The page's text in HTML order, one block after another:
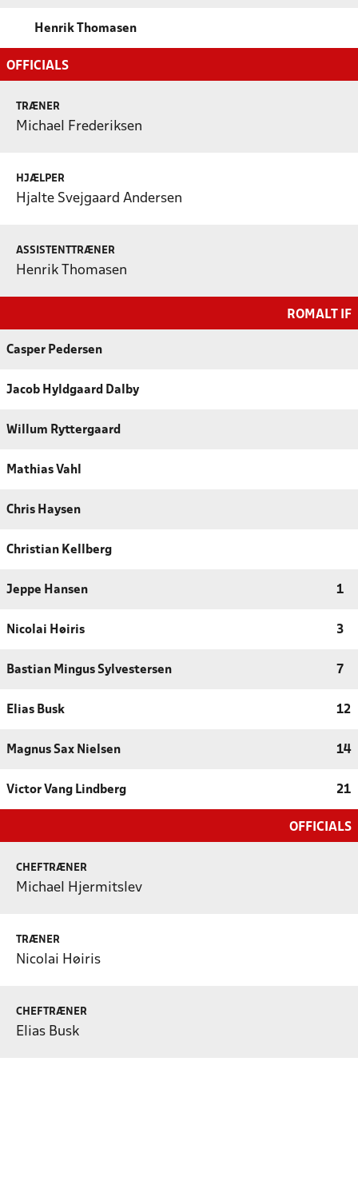
Henrik Thomasen
OFFICIALS
TRÆNER
Michael Frederiksen
HJÆLPER
Hjalte Svejgaard Andersen
ASSISTENTTRÆNER
Henrik Thomasen
ROMALT IF
Casper Pedersen
Jacob Hyldgaard Dalby
Willum Ryttergaard
Mathias Vahl
Chris Haysen
Christian Kellberg
Jeppe Hansen 1
Nicolai Høiris 3
Bastian Mingus Sylvestersen 7
Elias Busk 12
Magnus Sax Nielsen 14
Victor Vang Lindberg 21
OFFICIALS
CHEFTRÆNER
Michael Hjermitslev
TRÆNER
Nicolai Høiris
CHEFTRÆNER
Elias Busk